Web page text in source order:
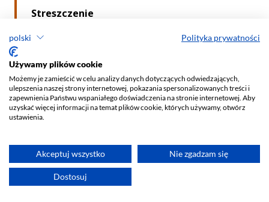
polski Polityka prywatności
Używamy plików cookie
Możemy je zamieścić w celu analizy danych dotyczących odwiedzających,
ulepszenia naszej strony internetowej, pokazania spersonalizowanych treści i
zapewnienia Państwu wspaniałego doświadczenia na stronie internetowej. Aby
uzyskać więcej informacji na temat plików cookie, których używamy, otwórz
ustawienia.
Akceptuj wszystko Nie zgadzam się
Dostosuj